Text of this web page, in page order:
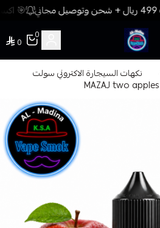
🎯
فيب المدينة
0
0
نكهات السيجارة الاكتروني سولت